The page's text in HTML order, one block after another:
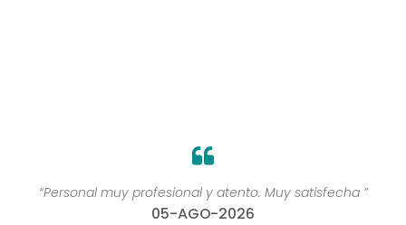
“Personal muy profesional y atento. Muy satisfecha ”
05-AGO-2026